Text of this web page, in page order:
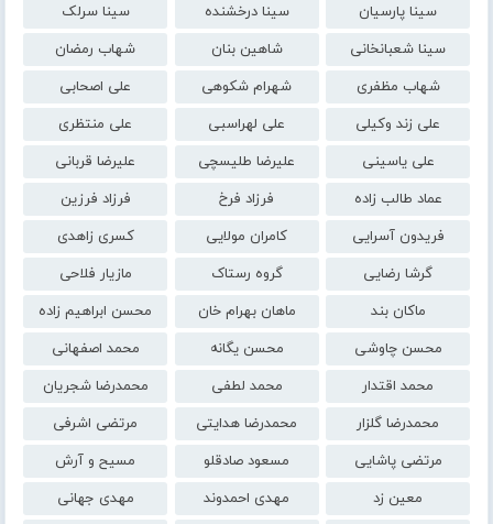
سینا پارسیان
سینا درخشنده
سینا سرلک
سینا شعبانخانی
شاهین بنان
شهاب رمضان
شهاب مظفری
شهرام شکوهی
علی اصحابی
علی زند وکیلی
علی لهراسبی
علی منتظری
علی یاسینی
علیرضا طلیسچی
علیرضا قربانی
عماد طالب زاده
فرزاد فرخ
فرزاد فرزین
فریدون آسرایی
کامران مولایی
کسری زاهدی
گرشا رضایی
گروه رستاک
مازیار فلاحی
ماکان بند
ماهان بهرام خان
محسن ابراهیم زاده
محسن چاوشی
محسن یگانه
محمد اصفهانی
محمد اقتدار
محمد لطفی
محمدرضا شجریان
محمدرضا گلزار
محمدرضا هدایتی
مرتضی اشرفی
مرتضی پاشایی
مسعود صادقلو
مسیح و آرش
معین زد
مهدی احمدوند
مهدی جهانی